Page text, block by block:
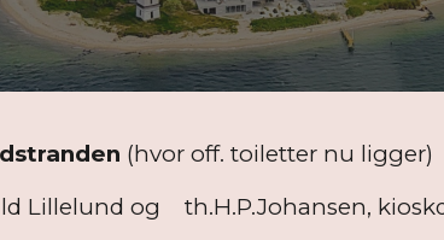
(hvor off. toiletter nu ligger)
Lillelund og th.H.P.Johansen,